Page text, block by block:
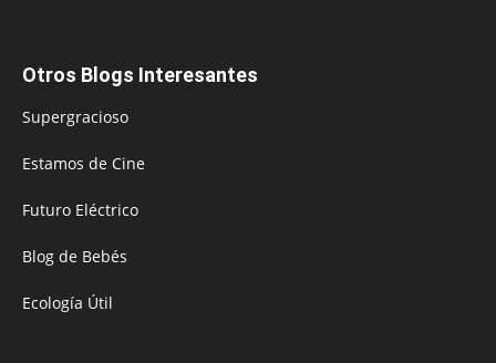
Otros Blogs Interesantes
Supergracioso
Estamos de Cine
Futuro Eléctrico
Blog de Bebés
Ecología Útil